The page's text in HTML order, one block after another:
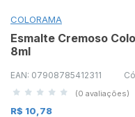
COLORAMA
Esmalte Cremoso
8ml
EAN: 07908785412311
(0 avaliações)
R$ 10,78